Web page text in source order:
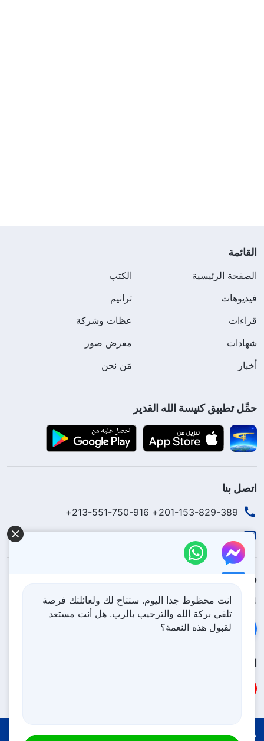
القائمة
الصفحة الرئيسية
الكتب
فيديوهات
ترانيم
قراءات
عظات وشركة
شهادات
معرض صور
أخبار
مَن نحن
حمِّل تطبيق كنيسة الله القدير
اتصل بنا
201-153-829-389+ 213-551-750-916+
contact.ar@godfootsteps.org
نزل ملكوت الله.
لقد نزلت المملكة بالفعل إلى الأرض! هل تريد دخوله؟ اعرف المزيد
تواصل معنا عبر Messenger
اتبعنا
شروط الاستخدام الخصوصية شكر وتقدير
انت محظوظ جدا اليوم. ستتاح لك ولعائلتك فرصة
تلقي بركة الله والترحيب بالرب. هل أنت مستعد
لقبول هذه النعمة؟